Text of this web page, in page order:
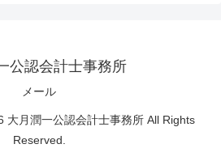
公認会計士事務所
メール
月潤一公認会計士事務所 All Rights
Reserved.